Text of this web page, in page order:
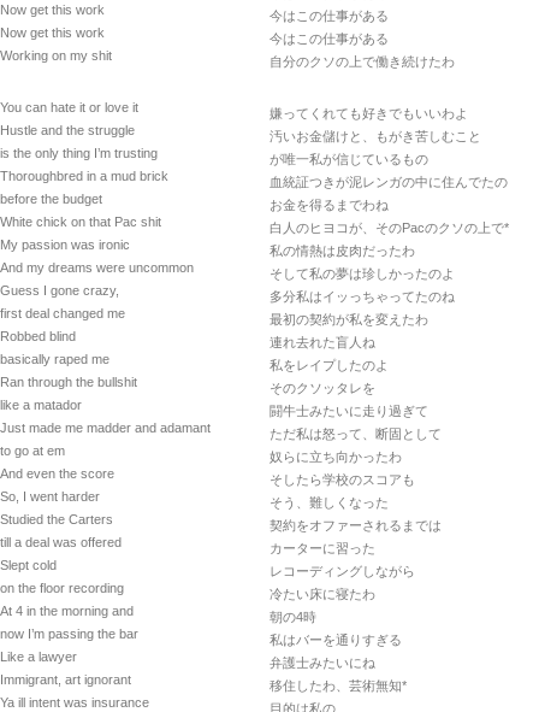
Now get this work
Now get this work
Working on my shit
You can hate it or love it
Hustle and the struggle
is the only thing I’m trusting
Thoroughbred in a mud brick
before the budget
White chick on that Pac shit
My passion was ironic
And my dreams were uncommon
Guess I gone crazy,
first deal changed me
Robbed blind
basically raped me
Ran through the bullshit
like a matador
Just made me madder and adamant
to go at em
And even the score
So, I went harder
Studied the Carters
till a deal was offered
Slept cold
on the floor recording
At 4 in the morning and
now I’m passing the bar
Like a lawyer
Immigrant, art ignorant
Ya ill intent was insurance
今はこの仕事がある
今はこの仕事がある
自分のクソの上で働き続けたわ
嫌ってくれても好きでもいいわよ
汚いお金儲けと、もがき苦しむこと
が唯一私が信じているもの
血統証つきが泥レンガの中に住んでたの
お金を得るまでわね
白人のヒヨコが、そのPacのクソの上で*
私の情熱は皮肉だったわ
そして私の夢は珍しかったのよ
多分私はイッっちゃってたのね
最初の契約が私を変えたわ
連れ去れた盲人ね
私をレイプしたのよ
そのクソッタレを
闘牛士みたいに走り過ぎて
ただ私は怒って、断固として
奴らに立ち向かったわ
そしたら学校のスコアも
そう、難しくなった
契約をオファーされるまでは
カーターに習った
レコーディングしながら
冷たい床に寝たわ
朝の4時
私はバーを通りすぎる
弁護士みたいにね
移住したわ、芸術無知*
目的は私の